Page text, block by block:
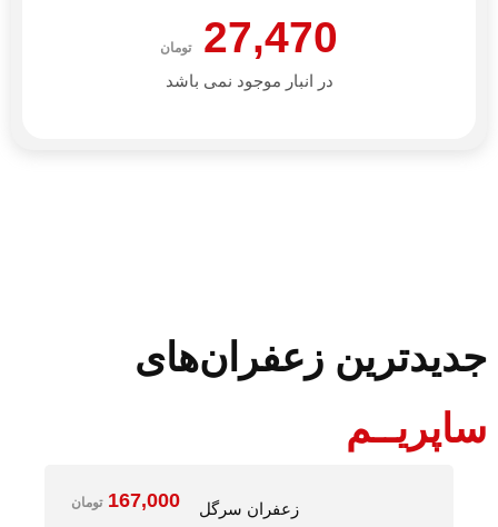
27,470 تومان
در انبار موجود نمی باشد
جدیدترین زعفران‌های
ساپریــم
زعفران سرگل
167,000 تومان